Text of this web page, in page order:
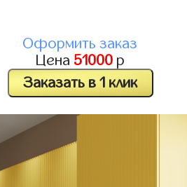
Оформить заказ
Цена 51000 р
Заказать в 1 клик